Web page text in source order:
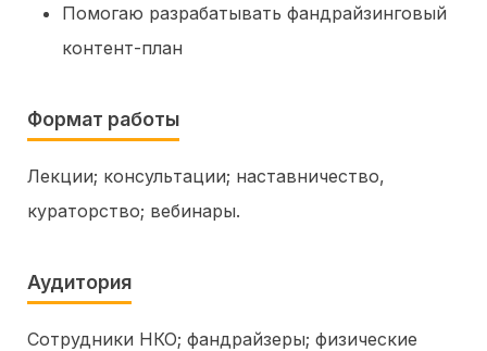
Помогаю разрабатывать фандрайзинговый
контент-план
Формат работы
Лекции консультации наставничество,
кураторство вебинары
Аудитория
Сотрудники НКО фандрайзеры физические